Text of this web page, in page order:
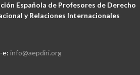
Española de Profesores de Derecho
y Relaciones Internacionales
e: info@aepdiri.org